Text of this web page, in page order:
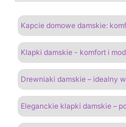
Kapcie domowe damskie:
Klapki damskie - komfort i
Drewniaki damskie – idealny
Eleganckie klapki damskie –